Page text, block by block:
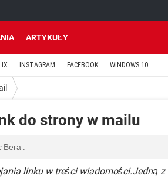
ARTYKUŁY
INSTAGRAM FACEBOOK WINDOWS 10
do strony w mailu
Вега .
linku w treści wiadomości.Jedną z